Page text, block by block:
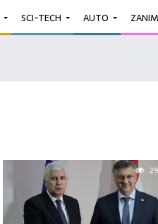
SCI-TECH AUTO